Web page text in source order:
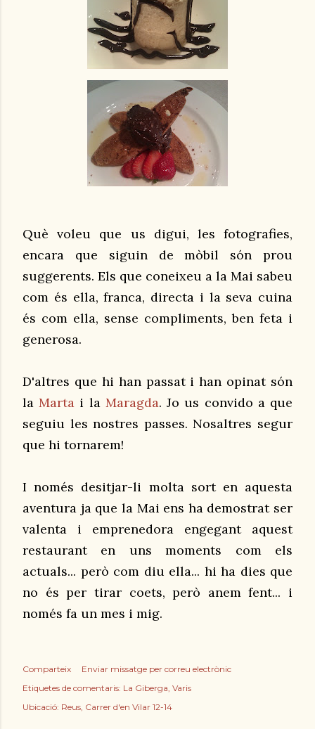
Què voleu que us digui, les fotografies,
encara que siguin de mòbil són prou
suggerents. Els que coneixeu a la Mai sabeu
com és ella, franca, directa i la seva cuina
és com ella, sense compliments, ben feta i
generosa.
D'altres que hi han passat i han opinat són
laMarta i la Maragda. Jo us convido a que
seguiu les nostres passes. Nosaltres segur
que hi tornarem!
I només desitjar-li molta sort en aquesta
aventura ja que la Mai ens ha demostrat ser
valenta i emprenedora engegant aquest
restaurant en uns moments com els
actuals... però com diu ella... hi ha dies que
no és per tirar coets, però anem fent... i
només fa un mes i mig.
Comparteix
Enviar missatge per correu electrònic
Etiquetes de comentaris: La Giberga Varis
Ubicació: Reus, Carrer d'en Vilar 12-14